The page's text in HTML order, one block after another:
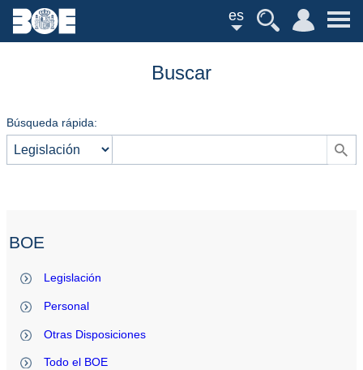
es
Buscar
Búsqueda rápida:
BOE
Legislación
Personal
Otras Disposiciones
Todo el BOE